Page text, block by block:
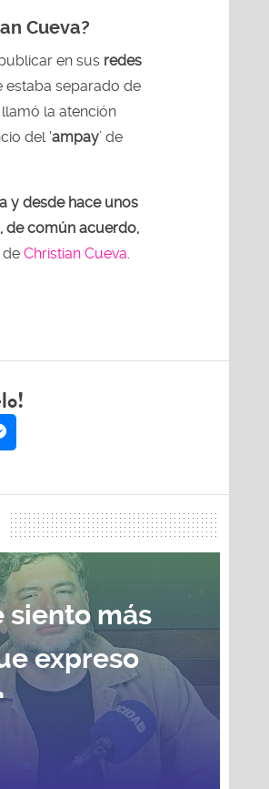
Cueva?
en sus redes
separado de
la atención
del ‘ampay’ de
y desde hace unos
de común acuerdo,
de Christian Cueva
siento más
expreso